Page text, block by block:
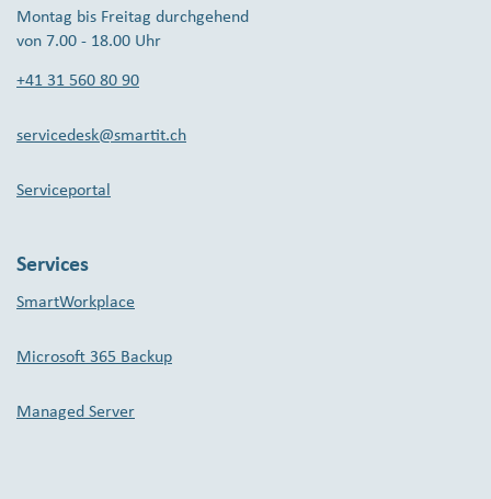
Montag bis Freitag durchgehend
von 7.00 - 18.00 Uhr
+41 31 560 80 90
servicedesk@smartit.ch
Serviceportal
Services
SmartWorkplace
Microsoft 365 Backup
Managed Server